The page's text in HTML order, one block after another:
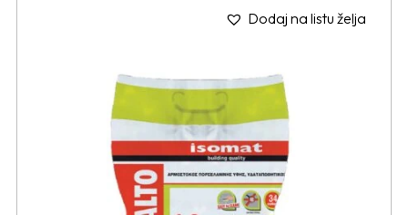
Dodaj na listu želja